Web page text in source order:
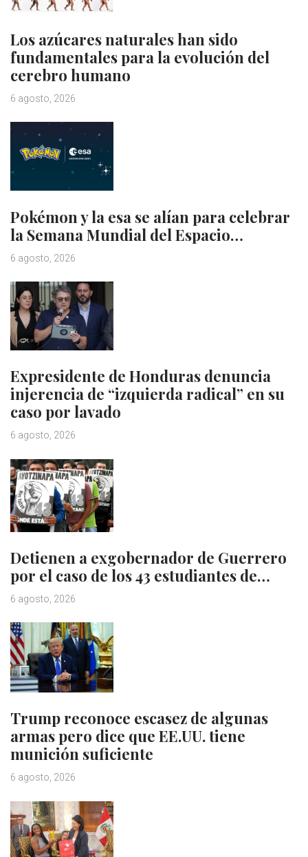
Los azúcares naturales han sido
fundamentales para la evolución del
cerebro humano
6 agosto, 2026
Pokémon y la esa se alían para celebrar
la Semana Mundial del Espacio…
6 agosto, 2026
Expresidente de Honduras denuncia
injerencia de “izquierda radical” en su
caso por lavado
6 agosto, 2026
Detienen a exgobernador de Guerrero
por el caso de los 43 estudiantes de…
6 agosto, 2026
Trump reconoce escasez de algunas
armas pero dice que EE.UU. tiene
munición suficiente
6 agosto, 2026